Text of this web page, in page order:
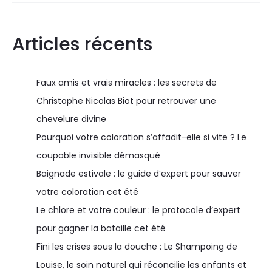
Articles récents
Faux amis et vrais miracles : les secrets de
Christophe Nicolas Biot pour retrouver une
chevelure divine
Pourquoi votre coloration s’affadit-elle si vite ? Le
coupable invisible démasqué
Baignade estivale : le guide d’expert pour sauver
votre coloration cet été
Le chlore et votre couleur : le protocole d’expert
pour gagner la bataille cet été
Fini les crises sous la douche : Le Shampoing de
Louise, le soin naturel qui réconcilie les enfants et